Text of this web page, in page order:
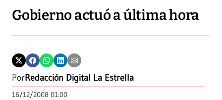
Gobierno actuó a última hora
PorRedacción Digital La Estrella
16/12/2008 01:00